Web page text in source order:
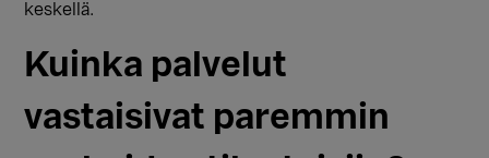
keskellä.
Kuinka palvelut
vastaisivat paremmin